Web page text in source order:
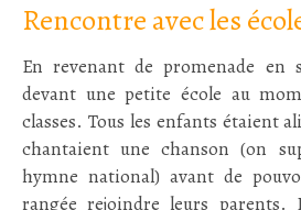
Rencontre avec les
En revenant de promenade en
devant une petite école au
classes. Tous les enfants étaient
chantaient une chanson (on
hymne national) avant de
rangée rejoindre leurs parents.